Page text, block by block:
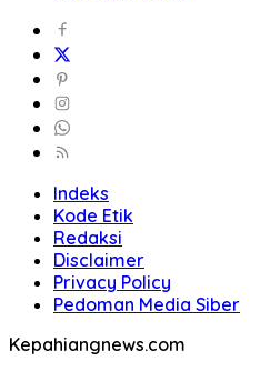
Indeks
Kode Etik
Redaksi
Disclaimer
Privacy Policy
Pedoman Media Siber
Kepahiangnews.com